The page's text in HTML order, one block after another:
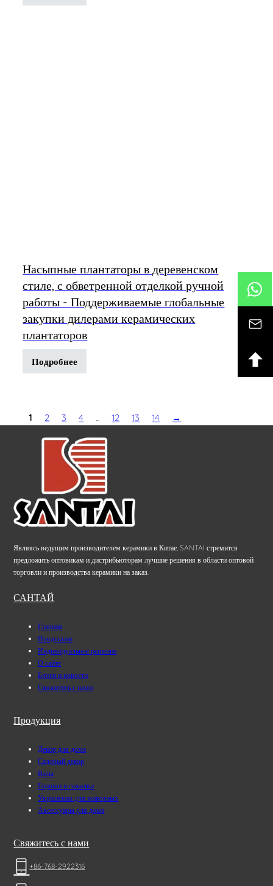
Насыпные плантаторы в деревенском
стиле, с обветренной отделкой ручной
работы - Поддерживаемые глобальные
закупки дилерами керамических
плантаторов
Подробнее
1 2 3 4 ... 12 13 14 →
Являясь ведущим производителем керамики в Китае, SANTAI стремится
предложить оптовикам и дистрибьюторам лучшие решения в области оптовой
торговли и производства керамики на заказ.
САНТАЙ
Главная
Продукция
Индивидуальное решение
О сайте
Блоги и новости
Свяжитесь с нами
Продукция
Декор для дома
Садовый декор
Вазы
Горшки и сажалки
Украшения для животных
Аксессуары для дома
Свяжитесь с нами
+86-768-2922316